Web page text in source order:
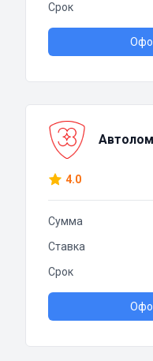
Срок
4.0
Сумма
Ставка
Срок